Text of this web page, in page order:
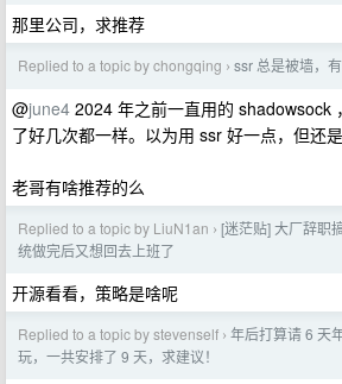
那里公司，求推荐
Replied to a topic by chongqing › ssr 总是被墙，
@june4 2024 年之前一直用的 shadowsock
了好几次都一样。以为用 ssr 好一点，但还是
老哥有啥推荐的么
Replied to a topic by LiuN1an › [迷茫贴] 大厂辞职
统做完后又想回去上班了
开源看看，策略是啥呢
Replied to a topic by stevenself › 年后打算请 6 天
玩，一共安排了 9 天，求建议！